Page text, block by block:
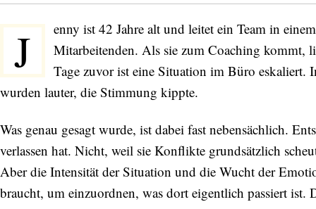
J
enny ist 42 Jahre alt und leitet ein Team in
Mitarbeitenden. Als sie zum Coaching kommt,
Tage zuvor ist eine Situation im Büro eskaliert.
wurden lauter, die Stimmung kippte.
Was genau gesagt wurde, ist dabei fast nebensächlich.
verlassen hat. Nicht, weil sie Konflikte grundsätzlich
Aber die Intensität der Situation und die Wucht der
braucht, um einzuordnen, was dort eigentlich passiert ist.